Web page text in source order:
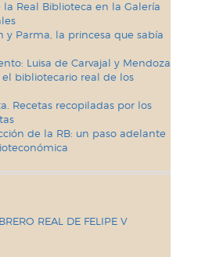
la Real Biblioteca en la Galería
y Parma, la princesa que sabía
Luisa de Carvajal y Mendoza
bibliotecario real de los
Recetas recopiladas por los
de la RB: un paso adelante
REAL DE FELIPE V